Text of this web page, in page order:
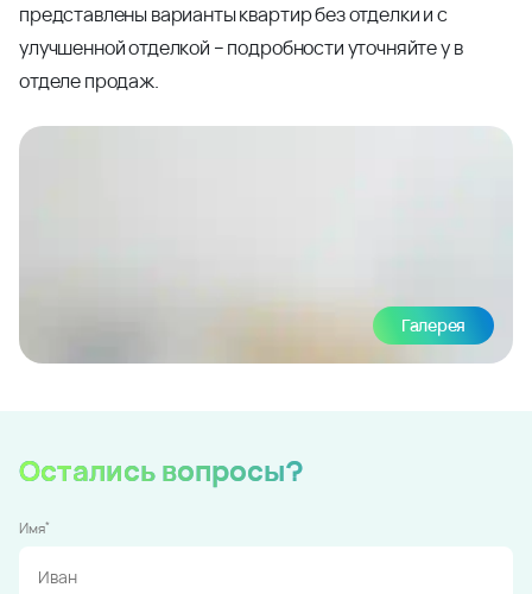
представлены варианты квартир без отделки и с
улучшенной отделкой – подробности уточняйте у в
отделе продаж.
Галерея
Остались вопросы?
Имя*